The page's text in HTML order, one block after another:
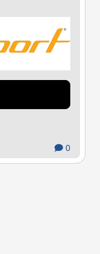
0